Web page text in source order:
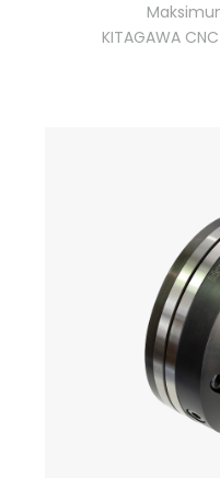
KITAGAWA